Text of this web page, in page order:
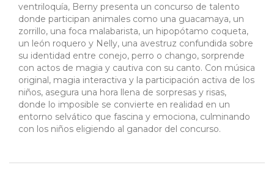
ventriloquía, Berny presenta un concurso de talento
donde participan animales como una guacamaya, un
zorrillo, una foca malabarista, un hipopótamo coqueta,
un león roquero y Nelly, una avestruz confundida sobre
su identidad entre conejo, perro o chango, sorprende
con actos de magia y cautiva con su canto. Con música
original, magia interactiva y la participación activa de los
niños, asegura una hora llena de sorpresas y risas,
donde lo imposible se convierte en realidad en un
entorno selvático que fascina y emociona, culminando
con los niños eligiendo al ganador del concurso.